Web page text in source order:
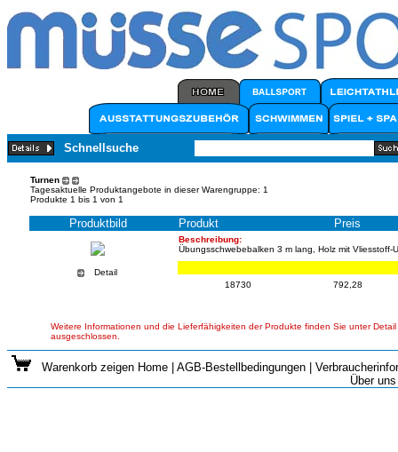
Schnellsuche
Turnen
Tagesaktuelle Produktangebote in dieser Warengruppe: 1
Produkte 1 bis 1 von 1
Produktbild Produkt Preis
Detail
Beschreibung:
Übungsschwebebalken 3 m lang, Holz mit Vliesstoff-
18730 792,28
Weitere Informationen und die Lieferfähigkeiten der Produkte finden Sie unter
ausgeschlossen.
Warenkorb zeigen Home AGB-Bestellbedingungen
Über